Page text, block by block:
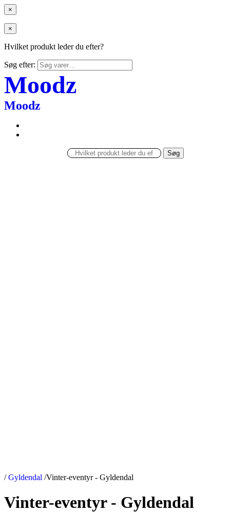
×
×
Hvilket produkt leder du efter?
Søg efter:
Moodz
Moodz
Søg
/ Gyldendal /Vinter-eventyr - Gyldendal
Vinter-eventyr - Gyldendal